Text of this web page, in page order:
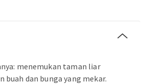
menemukan taman liar
buah dan bunga yang mekar.